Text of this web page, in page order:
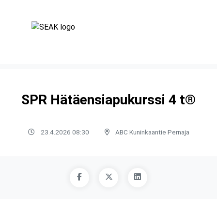
SPR Hätäensiapukurssi 4 t®
23.4.2026 08:30 ABC Kuninkaantie Pernaja